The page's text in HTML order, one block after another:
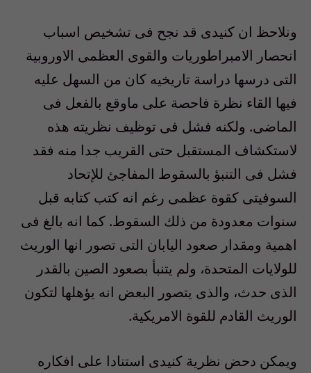
ونلاحظ ان كنيدى قد نجح فى تشخيص اسباب
انحصار الامبراطوريات والقوى العظمى الاوروبية
التى درسها دراسة تاريخيه كان من السهل عليه
فيها القاء نظرة فاحصة على ماوقع بالفعل فى
الماضى. ولكنه فشل فى توظيف نظريته هذه
لاستكشاف المستقبل حتى القريب جدا منه فقد
فشل فى التنبؤ بالسقوط المفاجئ للإتحاد
السوفيتى كقوة عظمى رغم انه كتب كتابه قبل
سنوات معدودة من ذلك السقوط. كما انه بالغ فى
اهمية ومقدار صعود اليابان التى تصور انها الوريث
للولايات المتحدة، ولم يتنبأ بصعود الصين بالقدر
الذى حدث، والذى يتصور البعض انه يؤهلها لتكون
الوريث القادم للقوة الامريكية.
ويمكن دحض نظرية كنيدى استنادا على افكاره